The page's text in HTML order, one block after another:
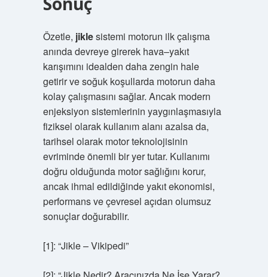
Özetle, jiklesistemi motorun ilk çalışma
anında devreye girerek hava–yakıt
karışımını idealden daha zengin hale
getirir ve soğuk koşullarda motorun daha
kolay çalışmasını sağlar. Ancak modern
enjeksiyon sistemlerinin yaygınlaşmasıyla
fiziksel olarak kullanım alanı azalsa da,
tarihsel olarak motor teknolojisinin
evriminde önemli bir yer tutar. Kullanımı
doğru olduğunda motor sağlığını korur,
ancak ihmal edildiğinde yakıt ekonomisi,
performans ve çevresel açıdan olumsuz
sonuçlar doğurabilir.
[1]: “Jikle – Vikipedi”